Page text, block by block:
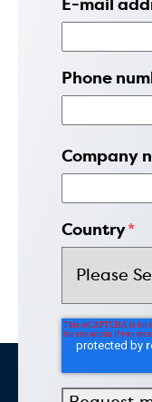
E-mail
Phone
Company
Country*